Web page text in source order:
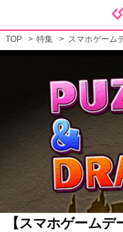
TOP 特集 スマホゲーム
【スマホゲーム